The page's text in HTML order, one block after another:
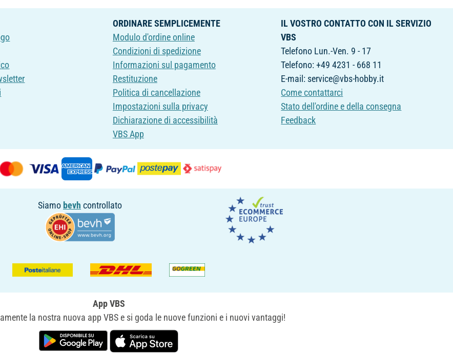
ORDINARE SEMPLICEMENTE
Modulo d'ordine online
Condizioni di spedizione
Informazioni sul pagamento
Restituzione
Politica di cancellazione
Impostazioni sulla privacy
Dichiarazione di accessibilità
VBS App
IL VOSTRO CONTATTO CON IL SERVIZIO
VBS
Telefono Lun.-Ven. 9 - 17
Telefono: +49 4231 - 668 11
E-mail: service@vbs-hobby.it
Come contattarci
Stato dell'ordine e della consegna
Feedback
Siamo bevh controllato
App VBS
la nostra nuova app VBS e si goda le nuove funzioni e i nuovi vantaggi!